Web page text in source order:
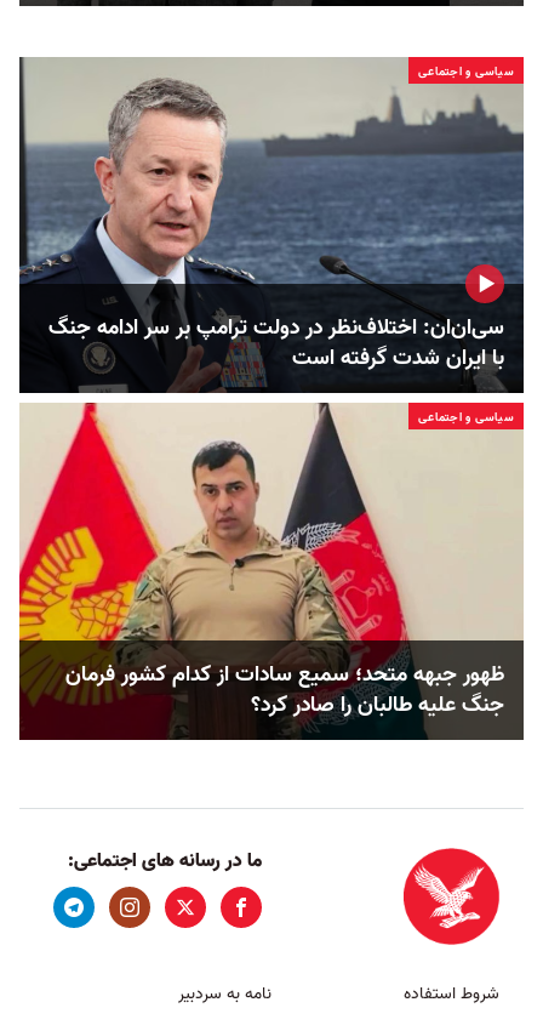
سیاسی و اجتماعی
سی‌ان‌ان: اختلاف‌نظر در دولت ترامپ بر سر ادامه جنگ
با ایران شدت گرفته است
سیاسی و اجتماعی
ظهور جبهه متحد؛ سمیع سادات از کدام کشور فرمان
جنگ علیه طالبان را صادر کرد؟
ما در رسانه های اجتماعی:
شروط استفاده
نامه به سردبیر